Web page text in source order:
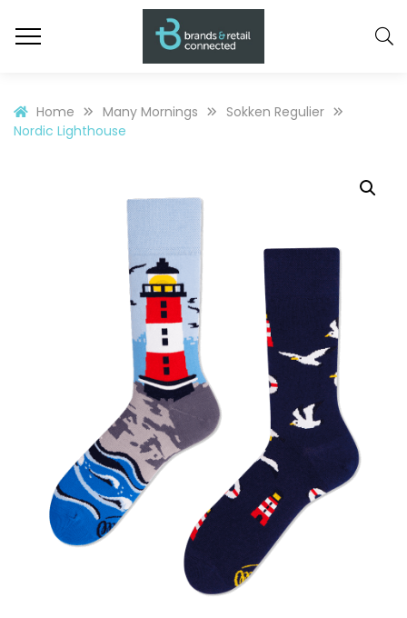
Home Many Mornings
Sokken Regulier
Nordic Lighthouse